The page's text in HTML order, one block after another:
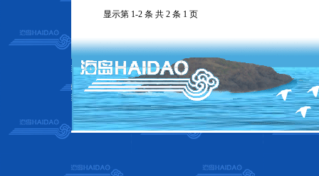
显示第 1-2 条 共 2 条 1 页